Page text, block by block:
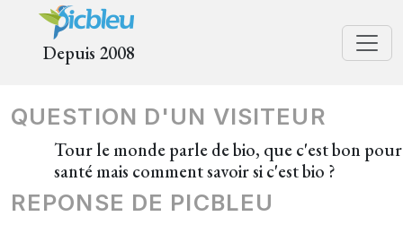
Depuis 2008
QUESTION D'UN VISITEUR
Tour le monde parle de bio, que c'est bon
santé mais comment savoir si c'est bio ?
REPONSE DE PICBLEU